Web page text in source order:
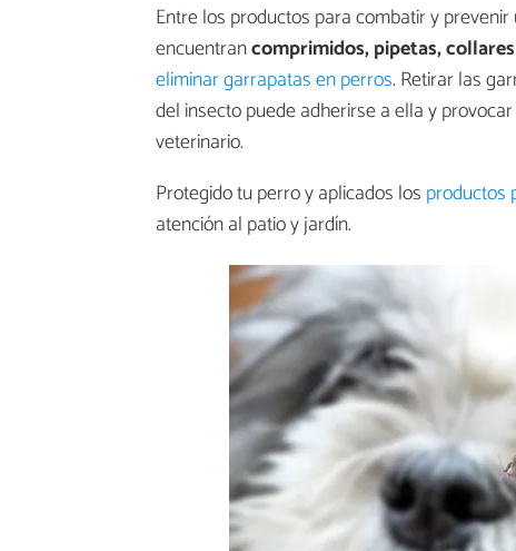
Entre los productos para combatir y
encuentrancomprimidos, pipetas,
eliminar garrapatas en perros. Retirar las
del insecto puede adherirse a ella y
veterinario.
Protegido tu perro y aplicados los productos
atención al patio y jardín.